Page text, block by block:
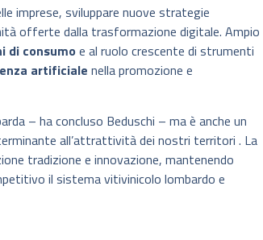
imprese, sviluppare nuove strategie
offerte dalla trasformazione digitale. Ampio
di consumo e al ruolo crescente di strumenti
artificiale nella promozione e
– ha concluso Beduschi – ma è anche un
all’attrattività dei nostri territori . La
tradizione e innovazione, mantenendo
il sistema vitivinicolo lombardo e